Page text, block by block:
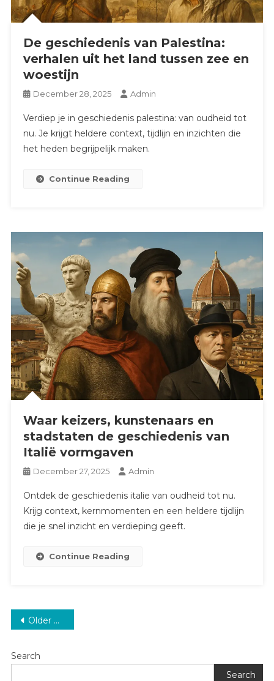
De geschiedenis van Palestina:
verhalen uit het land tussen zee en
woestijn
December 28, 2025 Admin
Verdiep je in geschiedenis palestina: van oudheid tot
nu. Je krijgt heldere context, tijdlijn en inzichten die
het heden begrijpelijk maken.
Continue Reading
Waar keizers, kunstenaars en
stadstaten de geschiedenis van
Italië vormgaven
December 27, 2025 Admin
Ontdek de geschiedenis italie van oudheid tot nu.
Krijg context, kernmomenten en een heldere tijdlijn
die je snel inzicht en verdieping geeft.
Continue Reading
Posts
Older posts
Search
Search